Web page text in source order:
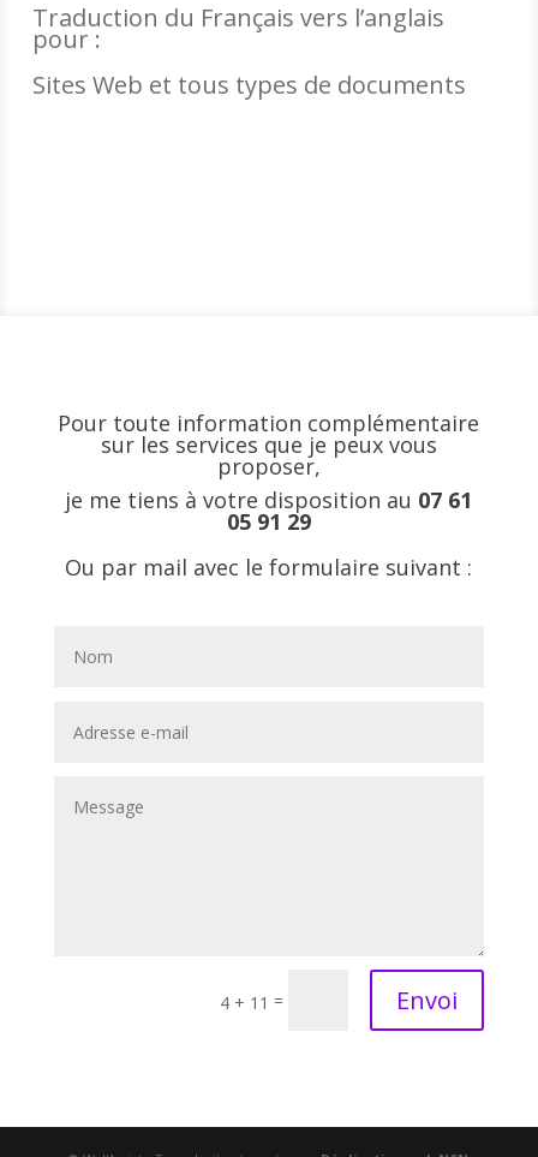
Traduction du Français vers l’anglais
pour :
Sites Web et tous types de documents
Pour toute information complémentaire
sur les services que je peux vous
proposer,
je me tiens à votre disposition au 07 61
05 91 29
Ou par mail avec le formulaire suivant :
4 + 11 = Envoi